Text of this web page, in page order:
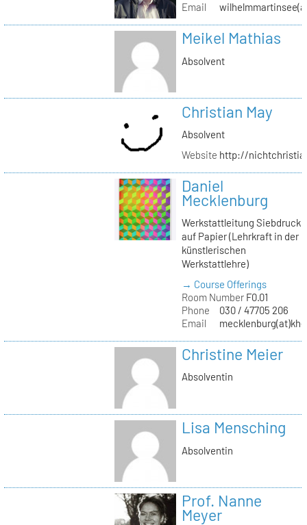
Email
Meikel Mathias
Absolvent
Christian May
Absolvent
Website http://
Daniel
Mecklenburg
Werkstattleitung Siebdruck
auf Papier (Lehrkraft in der
künstlerischen
Werkstattlehre)
→ Course Offerings
Room NumberF0.01
Phone
030 / 47705 206
Email
Christine Meier
Absolventin
Lisa Mensching
Absolventin
Prof. Nanne
Meyer